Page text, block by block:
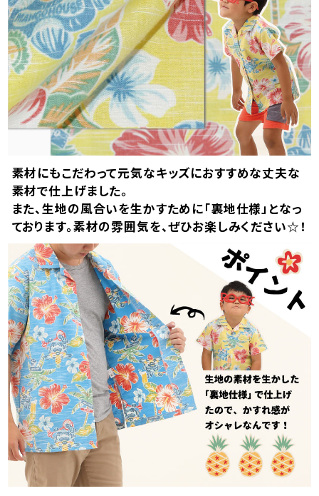
素材にもこだわって元気なキッズにおすすめな丈夫な
素材で仕上げました。
また、生地の風合いを生かすために「裏地仕様」となっ
ております。素材の雰囲気を、ぜひお楽しみください☆！